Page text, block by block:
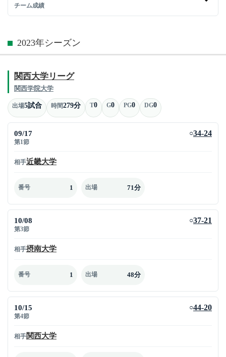
チーム成績
2023年シーズン
関西大学リーグ
関西学院大学
出場5試合 時間279分 T0 G0 PG0 DG0
09/17
第1節
○34-24
相手近畿大学
番号 1 出場 71分
10/08
第3節
○37-21
相手摂南大学
番号 1 出場 48分
10/15
第4節
○44-20
相手関西大学